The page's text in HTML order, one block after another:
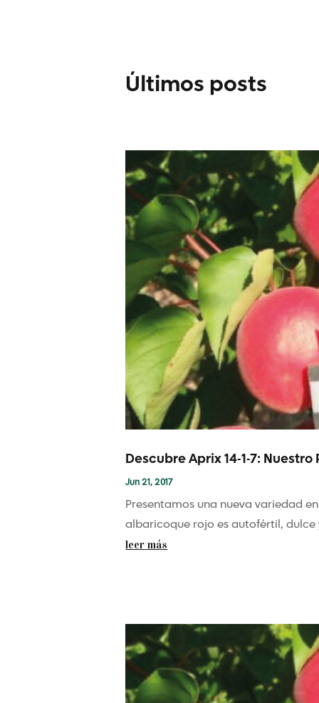
Últimos posts
Descubre Aprix 14-1-7:
Jun 21, 2017
Presentamos una nueva variedad
albaricoque rojo es autofértil, dulce
leer más